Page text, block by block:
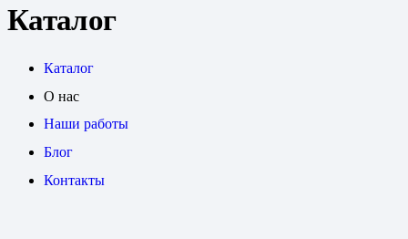
Каталог
Каталог
О нас
Наши работы
Блог
Контакты